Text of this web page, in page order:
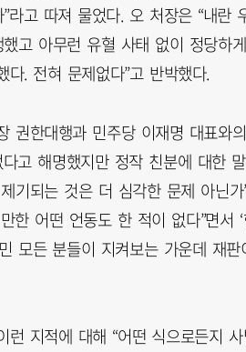
라고 따져 물었다. 오 처장은 “내란
고 아무런 유혈 사태 없이 정당하
. 전혀 문제없다”고 반박했다.
권한대행과 민주당 이재명 대표와
고 해명했지만 정작 친분에 대한
기되는 것은 더 심각한 문제 아닌
한 어떤 언동도 한 적이 없다”면서
모든 분들이 지켜보는 가운데 재
지적에 대해 “어떤 식으로든지